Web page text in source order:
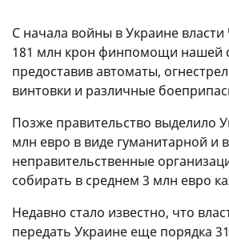
С начала войны в Украине
181 млн крон финпомощи нашей
предоставив автоматы,
винтовки и различные
Позже правительство выделило
млн евро в виде гуманитарной
неправительственные
собирать в среднем 3 млн евро
Недавно стало известно, что
передать Украине еще порядка